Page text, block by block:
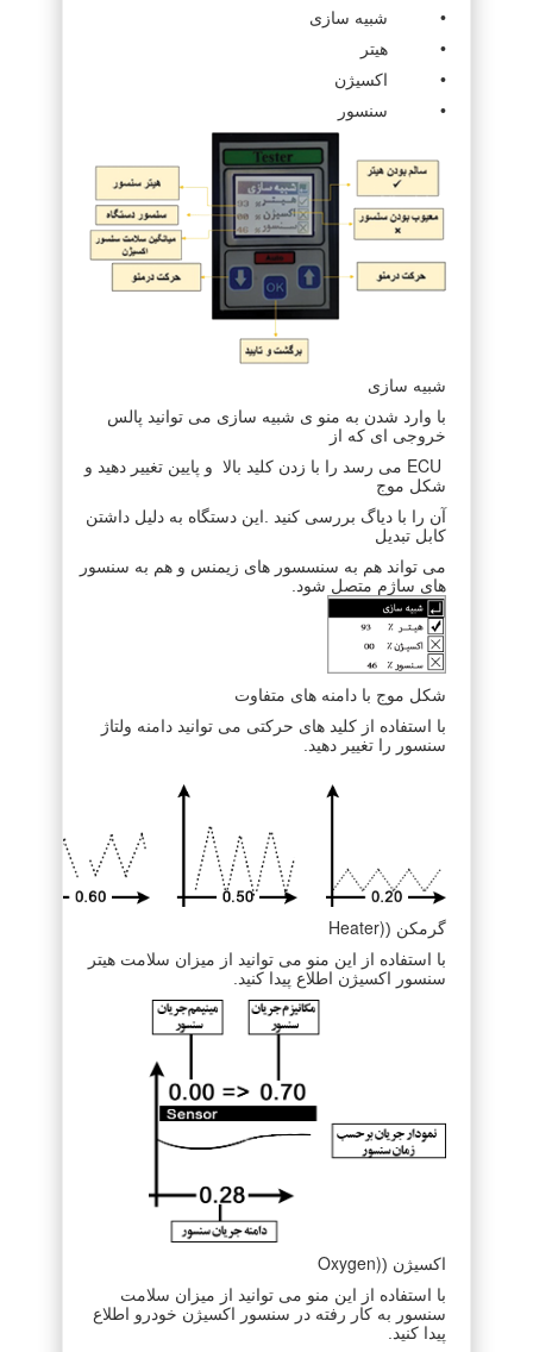
• شبیه سازی
• هیتر
• اکسیژن
• سنسور
شبیه سازی
با وارد شدن به منو ی شبیه سازی می توانید پالس
خروجی ای که از
ECU می رسد را با زدن کلید بالا و پایین تغییر دهید و
شکل موج
آن را با دیاگ بررسی کنید .این دستگاه به دلیل داشتن
کابل تبدیل
می تواند هم به سنسسور های زیمنس و هم به سنسور
های ساژم متصل شود.
شکل موج با دامنه های متفاوت
با استفاده از کلید های حرکتی می توانید دامنه ولتاژ
سنسور را تغییر دهید.
گرمکن (Heater)
با استفاده از این منو می توانید از میزان سلامت هیتر
سنسور اکسیژن اطلاع پیدا کنید.
اکسیژن (Oxygen)
با استفاده از این منو می توانید از میزان سلامت
سنسور به کار رفته در سنسور اکسیژن خودرو اطلاع
پیدا کنید.